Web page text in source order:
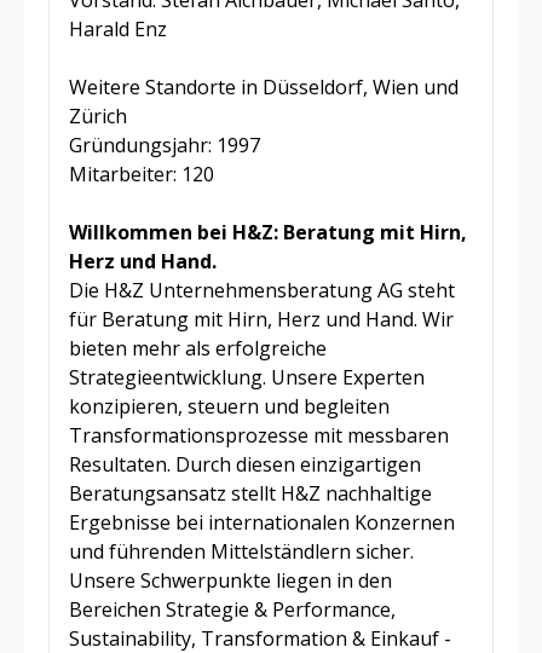
Harald Enz
Weitere Standorte in Düsseldorf, Wien und
Zürich
Gründungsjahr: 1997
Mitarbeiter: 120
Willkommen bei H&Z: Beratung mit Hirn,
Herz und Hand.
Die H&Z Unternehmensberatung AG steht
für Beratung mit Hirn, Herz und Hand. Wir
bieten mehr als erfolgreiche
Strategieentwicklung. Unsere Experten
konzipieren, steuern und begleiten
Transformationsprozesse mit messbaren
Resultaten. Durch diesen einzigartigen
Beratungsansatz stellt H&Z nachhaltige
Ergebnisse bei internationalen Konzernen
und führenden Mittelständlern sicher.
Unsere Schwerpunkte liegen in den
Bereichen Strategie & Performance,
Sustainability, Transformation & Einkauf -